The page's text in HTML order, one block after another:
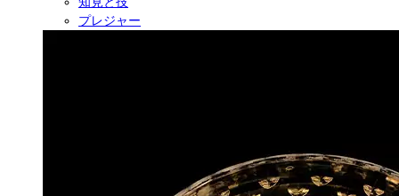
プレジャー